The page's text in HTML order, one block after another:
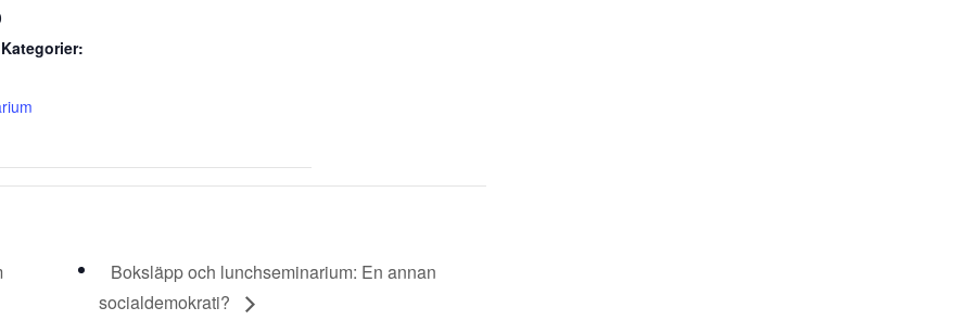
Boksläpp och lunchseminarium: En annan
socialdemokrati?